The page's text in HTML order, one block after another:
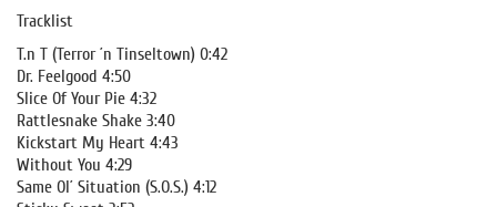
Tracklist
T.n T (Terror ´n Tinseltown) 0:42
Dr. Feelgood 4:50
Slice Of Your Pie 4:32
Rattlesnake Shake 3:40
Kickstart My Heart 4:43
Without You 4:29
Same Ol´ Situation (S.O.S.) 4:12